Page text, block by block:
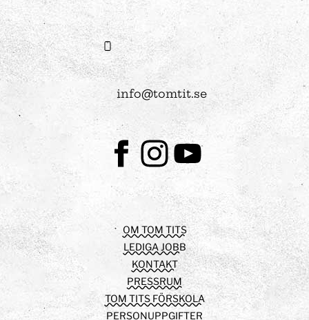
info@tomtit.se
Instagram
Youtube
OM TOM TITS
LEDIGA JOBB
KONTAKT
PRESSRUM
TOM TITS FÖRSKOLA
PERSONUPPGIFTER